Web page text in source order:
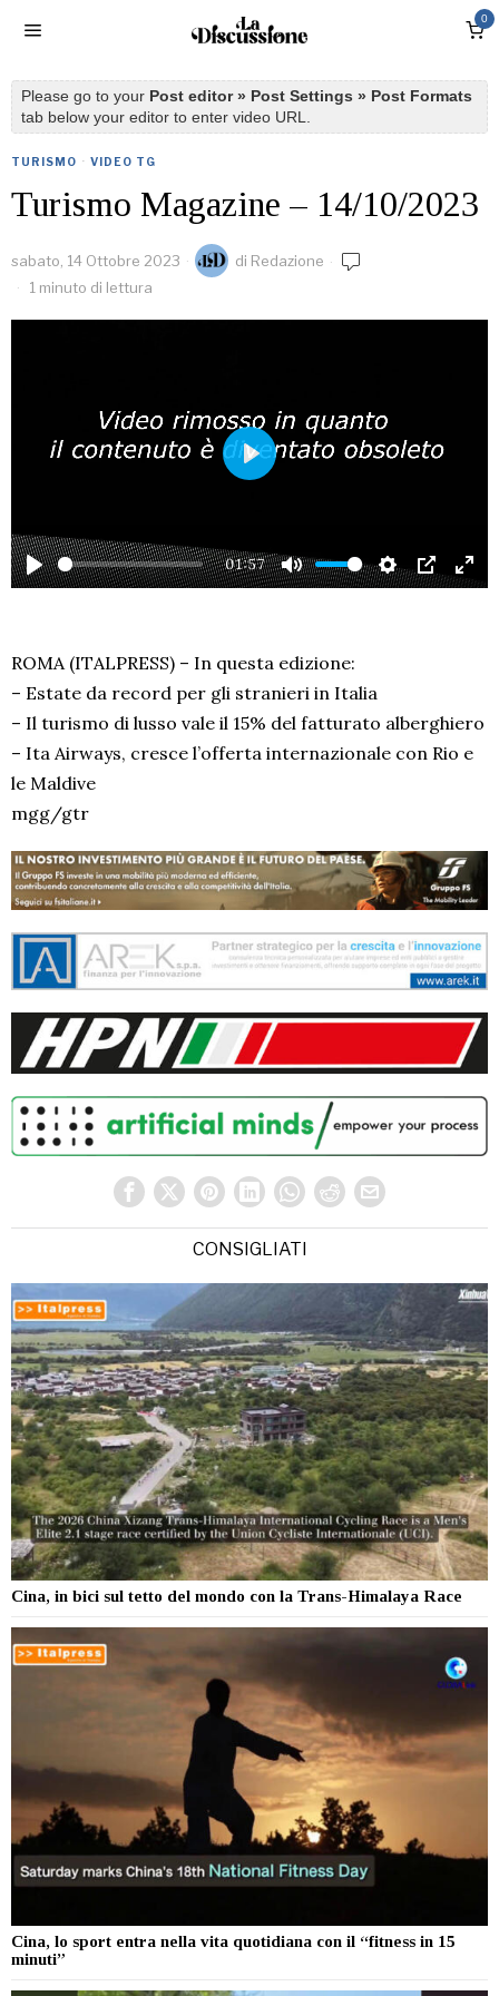
0
Please go to your Post editor » Post Settings » Post Formats
tab below your editor to enter video URL.
TURISMO · VIDEO TG
Turismo Magazine – 14/10/2023
sabato, 14 Ottobre 2023 di Redazione
1 minuto di lettura
PLAY
01:57
MUTE SETTINGS
PIP
PLAY
ROMA (ITALPRESS) – In questa edizione:
– Estate da record per gli stranieri in Italia
– Il turismo di lusso vale il 15% del fatturato alberghiero
– Ita Airways, cresce l’offerta internazionale con Rio e
le Maldive
mgg/gtr
CONSIGLIATI
Cina, in bici sul tetto del mondo con la Trans-Himalaya Race
Cina, lo sport entra nella vita quotidiana con il “fitness in 15
minuti”